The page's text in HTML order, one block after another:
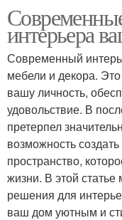
интерьера
Современный
мебели и декора.
вашу личность,
удовольствие. В
претерпел
возможность
пространство,
жизни. В этой
решения для
ваш дом уютным и